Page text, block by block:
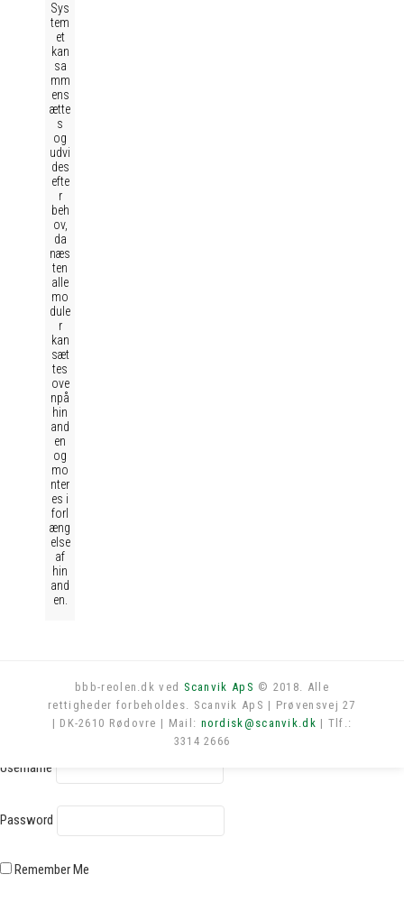
Sys
tem
et
kan
sa
mm
ens
ætte
s
og
udvi
des
efte
r
beh
ov,
da
næs
ten
alle
mo
dule
r
kan
sæt
tes
ove
npå
hin
and
en
og
mo
nter
es i
forl
æng
else
af
hin
and
en.
bbb-reolen.dk ved Scanvik ApS © 2018. Alle
rettigheder forbeholdes. Scanvik ApS | Prøvensvej 27
| DK-2610 Rødovre | Mail: nordisk@scanvik.dk | Tlf.:
3314 2666
Log in
Username
Password
Remember Me